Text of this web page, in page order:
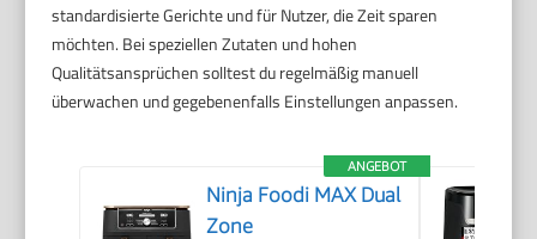
standardisierte Gerichte und für Nutzer, die Zeit sparen
möchten. Bei speziellen Zutaten und hohen
Qualitätsansprüchen solltest du regelmäßig manuell
überwachen und gegebenenfalls Einstellungen anpassen.
ANGEBOT
Ninja Foodi MAX Dual
Zone